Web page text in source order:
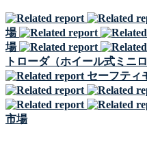
場
場
トローダ（ホイール式ミニ
セーフティ
市場